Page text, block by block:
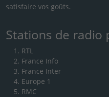
satisfaire vos goûts.
Stations de radio
RTL
France Info
France Inter
Europe 1
RMC